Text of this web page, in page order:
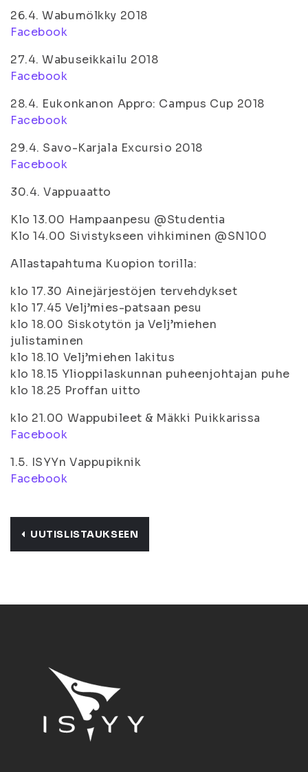
26.4. Wabumölkky 2018
Facebook
27.4. Wabuseikkailu 2018
Facebook
28.4. Eukonkanon Appro: Campus Cup 2018
Facebook
29.4. Savo-Karjala Excursio 2018
Facebook
30.4. Vappuaatto
Klo 13.00 Hampaanpesu @Studentia
Klo 14.00 Sivistykseen vihkiminen @SN100
Allastapahtuma Kuopion torilla:
klo 17.30 Ainejärjestöjen tervehdykset
klo 17.45 Velj’mies-patsaan pesu
klo 18.00 Siskotytön ja Velj’miehen
julistaminen
klo 18.10 Velj’miehen lakitus
klo 18.15 Ylioppilaskunnan puheenjohtajan puhe
klo 18.25 Proffan uitto
klo 21.00 Wappubileet & Mäkki Puikkarissa
Facebook
1.5. ISYYn Vappupiknik
Facebook
UUTISLISTAUKSEEN